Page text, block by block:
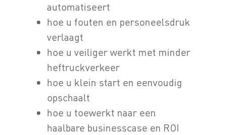
automatiseert
hoe u fouten en personeelsdruk
verlaagt
hoe u veiliger werkt met minder
heftruckverkeer
hoe u klein start en eenvoudig
opschaalt
hoe u toewerkt naar een
haalbare businesscase en ROI